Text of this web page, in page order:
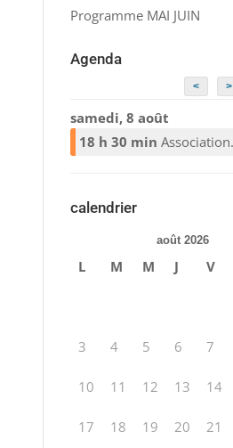
Programme MAI JUIN
Agenda
< >
samedi, 8 août
18 h 30 minAssociation Alcooliques Anonymes
calendrier
août 2026
L M M J V
3 4 5 6 7
10 11 12 13 14
17 18 19 20 21